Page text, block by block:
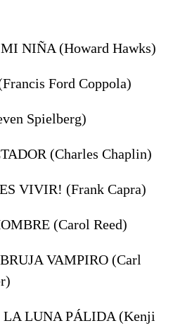
NIÑA (Howard Hawks)
Ford Coppola)
Spielberg)
(Charles Chaplin)
VIVIR! (Frank Capra)
(Carol Reed)
VAMPIRO (Carl
LA LUNA PÁLIDA (Kenji